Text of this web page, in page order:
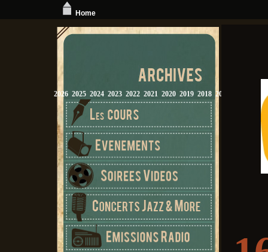
2026 2025 2024 2023 2022 2021 2020 2019 2018 2017
Home